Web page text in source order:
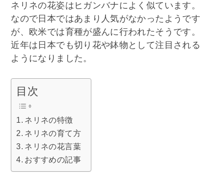
ネリネの花姿はヒガンバナによく似ています。
なので日本ではあまり人気がなかったようです
が、欧米では育種が盛んに行われたそうです。
近年は日本でも切り花や鉢物として注目される
ようになりました。
目次
ネリネの特徴
ネリネの育て方
ネリネの花言葉
おすすめの記事